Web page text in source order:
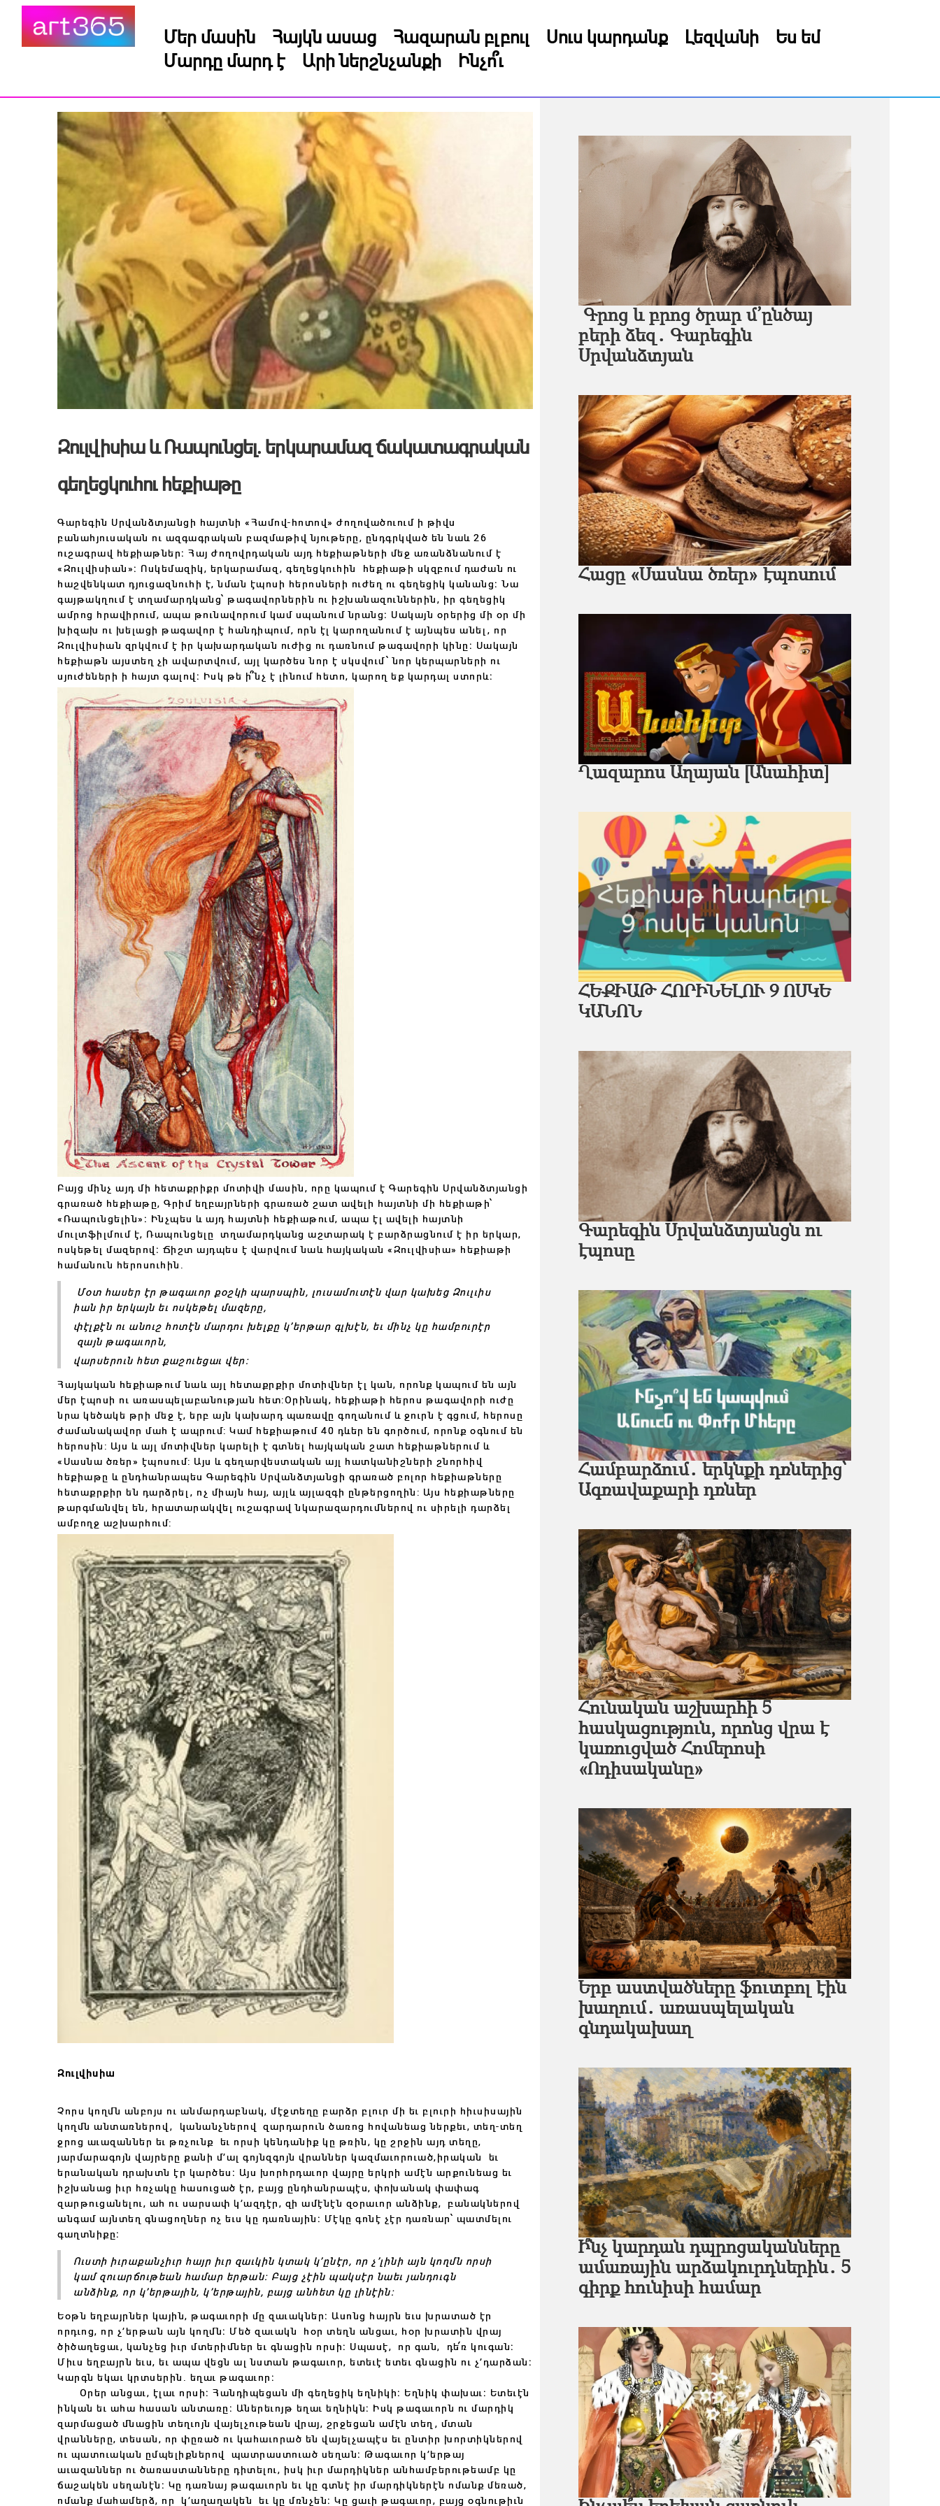
Մեր մասին Հայկն ասաց Հազարան բլբուլ Սուս կարդանք Լեզվանի
Ես եմ
Մարդը մարդ է
Արի ներշնչանքի Ինչո՞ւ
Զուլվիսիա և Ռապունցել․ երկարամազ ճակատագրական
գեղեցկուհու հեքիաթը
Գարեգին Սրվանձտյանցի հայտնի «Համով-հոտով» ժողովածուում ի թիվս
բանահյուսական ու ազգագրական բազմաթիվ նյութերը, ընդգրկված են նաև 26
ուշագրավ հեքիաթներ։ Հայ ժողովրդական այդ հեքիաթների մեջ առանձնանում է
«Զուլվիսիան»։ Ոսկեմազիկ, երկարամազ, գեղեցկուհին հեքիաթի սկզբում դաժան ու
հաշվենկատ դյուցազնուհի է, նման էպոսի հերոսների ուժեղ ու գեղեցիկ կանանց։ Նա
գայթակղում է տղամարդկանց՝ թագավորներին ու իշխանազուններին, իր գեղեցիկ
ամրոց հրավիրում, ապա թունավորում կամ սպանում նրանց։ Սակայն օրերից մի օր մի
խիզախ ու խելացի թագավոր է հանդիպում, որն էլ կարողանում է այնպես անել, որ
Զուլվիսիան զրկվում է իր կախարդական ուժից ու դառնում թագավորի կինը։ Սակայն
հեքիաթն այստեղ չի ավարտվում, այլ կարծես նոր է սկսվում՝ նոր կերպարների ու
սյուժեների ի հայտ գալով։ Իսկ թե ի՞նչ է լինում հետո, կարող եք կարդալ ստորև։
Բայց մինչ այդ մի հետաքրիքր մոտիվի մասին, որը կապում է Գարեգին Սրվանձտյանցի
գրառած հեքիաթը, Գրիմ եղբայրների գրառած շատ ավելի հայտնի մի հեքիաթի՝
«Ռապունցելին»։ Ինչպես և այդ հայտնի հեքիաթում, ապա էլ ավելի հայտնի
մուլտֆիլմում է, Ռապունցելը տղամարդկանց աշտարակ է բարձրացնում է իր երկար,
ոսկեթել մազերով։ Ճիշտ այդպես է վարվում նաև հայկական «Զուլվիսիա» հեքիաթի
համանուն հերոսուհին․
Մօտ հասեր էր թագաւոր քօշկի պարսպին, լուսամուտէն վար կախեց Զուլւիս
իան իր երկայն եւ ոսկեթել մազերը,
փէլքէն ու անուշ հոտէն մարդու խելքը կ’երթար գլխէն, եւ մինչ կը համբուրէր
զայն թագաւորն,
վարսերուն հետ քաշուեցաւ վեր։
Հայկական հեքիաթում նաև այլ հետաքրքիր մոտիվներ էլ կան, որոնք կապում են այն
մեր էպոսի ու առասպելաբանության հետ:Օրինակ, հեքիաթի հերոս թագավորի ուժը
նրա կեծակե թրի մեջ է, երբ այն կախարդ պառավը գողանում և ջուրն է գցում, հերոսը
ժամանակավոր մահ է ապրում: Կամ հեքիաթում 40 դևեր են գործում, որոնք օգնում են
հերոսին: Այս և այլ մոտիվներ կարելի է գտնել հայկական շատ հեքիաթներում և
«Սասնա ծռեր» էպոսում: Այս և գեղարվեստական այլ հատկանիշների շնորհիվ
հեքիաթը և ընդհանրապես Գարեգին Սրվանձտյանցի գրառած բոլոր հեքիաթները
հետաքրքիր են դարձրել, ոչ միայն հայ, այլև այլազգի ընթերցողին: Այս հեքիաթները
թարգմանվել են, հրատարակվել ուշագրավ նկարազարդումներով ու սիրելի դարձել
ամբողջ աշխարհում:
Զուլվիսիա
Չորս կողմն անբոյս ու անմարդաբնակ, մէջտեղը բարձր բլուր մի եւ բլուրի հիւսիսային
կողմն անտառներով, կանանչներով զարդարուն ծառոց հովանեաց ներքեւ, տեղ-տեղ
ջրոց աւազաններ եւ թռչունք եւ որսի կենդանիք կը թռին, կը շրջին այդ տեղը,
յարմարագոյն վայրերը քանի մ’ալ գոյնզգոյն վրաններ կազմաւորուած,իրական եւ
երանական դրախտն էր կարծես։ Այս խորհրդաւոր վայրը երկրի ամէն արքունեաց եւ
իշխանաց իւր հռչակը հասուցած էր, բայց ընդհանրապէս, փոխանակ փափագ
զարթուցանելու, ահ ու սարսափ կ’ազդէր, զի ամէնէն զօրաւոր անձինք, բանակներով
անգամ այնտեղ գնացողներ ոչ եւս կը դառնային։ Մէկը գոնէ չէր դառնար՝ պատմելու
գաղտնիքը։
Ուստի իւրաքանչիւր հայր իւր զաւկին կտակ կ’ընէր, որ չ’լինի այն կողմն որսի
կամ զուարճութեան համար երթան։ Բայց չէին պակսէր նաեւ յանդուգն
անձինք, որ կ’երթային, կ’երթային, բայց անհետ կը լինէին։
Եօթն եղբայրներ կային, թագաւորի մը զաւակներ։ Ասոնց հայրն եւս խրատած էր
որդւոց, որ չ’երթան այն կողմն։ Մեծ զաւակն հօր տեղն անցաւ, հօր խրատին վրայ
ծիծաղեցաւ, կանչեց իւր մտերիմներ եւ գնացին որսի։ Սպասէ, որ գան, դե՛ռ կուգան։
Միւս եղբայրն եւս, եւ ապա վեցն ալ նստան թագաւոր, ետեւէ ետեւ գնացին ու չ’դարձան։
Կարգն եկաւ կրտսերին. եղաւ թագաւոր։
Օրեր անցաւ, էլաւ որսի։ Հանդիպեցան մի գեղեցիկ եղնիկի։ Եղնիկ փախաւ։ Ետեւէն
ինկան եւ ահա հասան անտառը։ Աներեւոյթ եղաւ եղնիկն։ Իսկ թագաւորն ու մարդիկ
զարմացած մնացին տեղւոյն վայելչութեան վրայ, շրջեցան ամէն տեղ, մտան
վրանները, տեսան, որ փըռած ու կահաւորած են վայելչապէս եւ ընտիր խորտիկներով
ու պատուական ըմպելիքներով պատրաստուած սեղան։ Թագաւոր կ’երթայ
աւազաններ ու ծառաստանները դիտելու, իսկ իւր մարդիկներ անհամբերութեամբ կը
ճաշակեն սեղանէն։ Կը դառնայ թագաւորն եւ կը գտնէ իր մարդիկներէն ոմանք մեռած,
ոմանք մահամերձ, որ կ’աղաղակեն եւ կը մռնչեն։ Կը ցաւի թագաւոր, բայց օգնութիւն
Գրոց եւ բրոց ծրար մ՚ընծայ
բերի ձեզ․ Գարեգին
Սրվանձտյան
Հացը «Սասնա ծռեր» էպոսում
Ղազարոս Աղայան [Անահիտ]
ՀԵՔԻԱԹ ՀՈՐԻՆԵԼՈՒ 9 ՈՍԿԵ
ԿԱՆՈՆ
Գարեգին Սրվանձտյանցն ու
էպոսը
Համբարձում․ երկնքի դռներից՝
Ագռավաքարի դռներ
Հունական աշխարհի 5
հասկացություն, որոնց վրա է
կառուցված Հոմերոսի
«Ոդիսականը»
Երբ աստվածները ֆուտբոլ էին
խաղում․ առասպելական
գնդակախաղ
Ի՞նչ կարդան դպրոցականները
ամառային արձակուրդներին․ 5
գիրք հունիսի համար